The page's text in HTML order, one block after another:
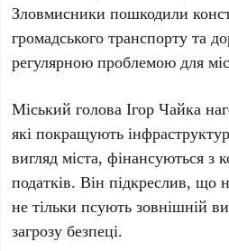
Зловмисники пошкодили
громадського транспорту та
регулярною проблемою для
Міський голова Ігор Чайка
які покращують
вигляд міста, фінансуються з
податків. Він підкреслив, що
не тільки псують зовнішній
загрозу безпеці.